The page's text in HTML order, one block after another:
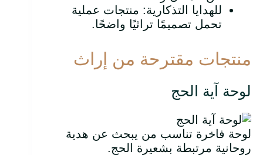
للهدايا التذكارية: منتجات عملية
تحمل تصميمًا تراثيًا واضحًا.
منتجات مقترحة من إراث
لوحة آية الحج
لوحة فاخرة تناسب من يبحث عن هدية
روحانية مرتبطة بشعيرة الحج.